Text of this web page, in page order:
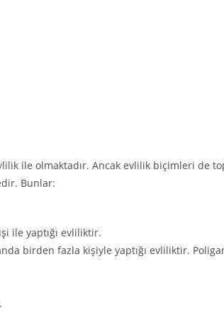
ile olmaktadır. Ancak evlilik biçimleri de
Bunlar:
ile yaptığı evliliktir.
birden fazla kişiyle yaptığı evliliktir.